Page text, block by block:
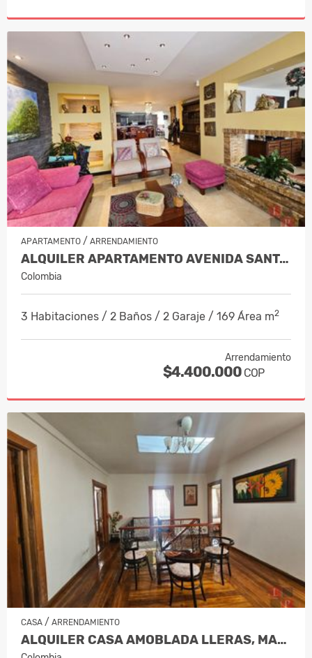
APARTAMENTO / ARRENDAMIENTO
ALQUILER APARTAMENTO AVENIDA SANTAND…
Colombia
3 Habitaciones / 2 Baños / 2 Garaje / 169 Área m2
Arrendamiento
$4.400.000 COP
CASA / ARRENDAMIENTO
ALQUILER CASA AMOBLADA LLERAS, MANIZ…